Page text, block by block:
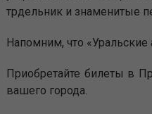
трдельник и знаменитые
Напомним, что
Приобретайте билеты в
вашего города.